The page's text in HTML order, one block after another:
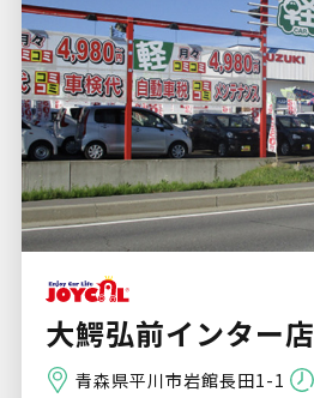
大鰐弘前インター店
青森県平川市岩館長田1-1